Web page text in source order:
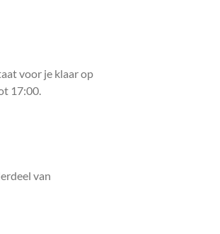
voor je klaar op
17:00.
van